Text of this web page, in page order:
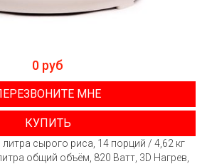
0 руб
МНЕ
КУПИТЬ
литра сырого риса, 14 порций / 4,62 кг
общий объём, 820 Ватт, 3D Нагрев,